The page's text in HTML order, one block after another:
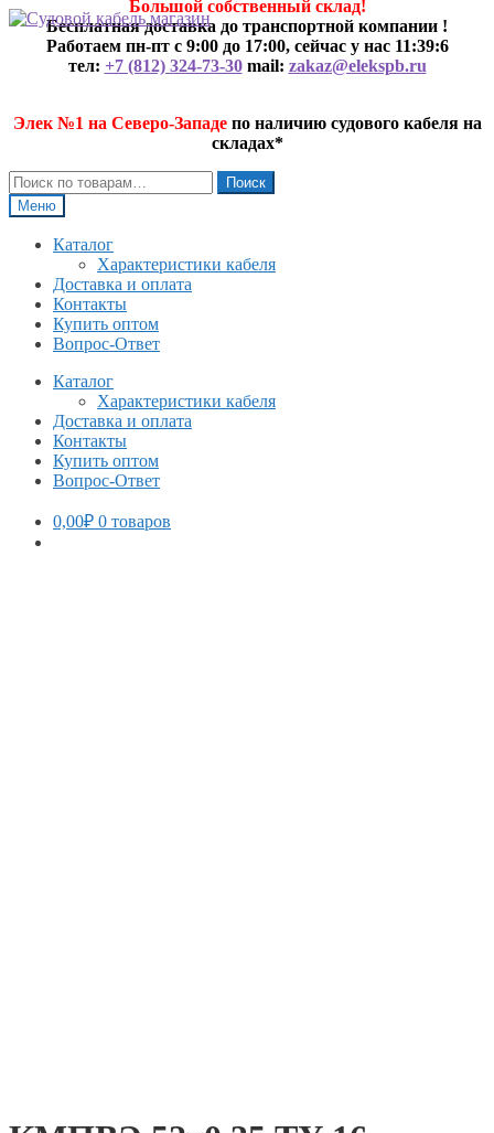
Перейти
навигации
Перейти
содержимому
Большой собственный склад!
Бесплатная доставка до транспортной компании !
Работаем пн-пт с 9:00 до 17:00, сейчас у нас 11:39:6
тел: +7 (812) 324-73-30mail: zakaz@elekspb.ru
Элек №1 на Северо-Западепо наличию судового кабеля на
складах*
Искать:
Поиск
Меню
Каталог
Характеристики кабеля
Доставка и оплата
Контакты
Купить оптом
Вопрос-Ответ
Каталог
Характеристики кабеля
Доставка и оплата
Контакты
Купить оптом
Вопрос-Ответ
0,00₽ 0 товаров